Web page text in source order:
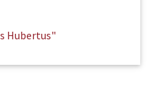
Hubertus"